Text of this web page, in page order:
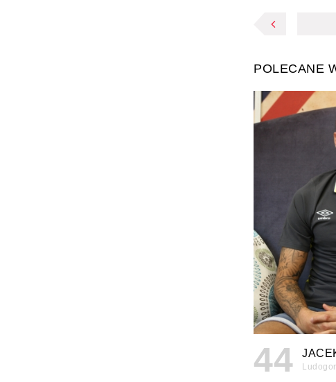
POLECANE
44